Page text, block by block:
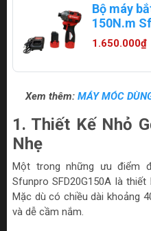
Bộ máy
150N.m
(2 pin + 1
1.650.000₫
Xem thêm: MÁY MÓC
1. Thiết Kế Nhỏ
Nhẹ
Một trong những ưu điểm
Sfunpro SFD20G150A là
Mặc dù có chiều dài khoảng
và dễ cầm nắm.